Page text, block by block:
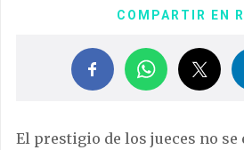
COMPARTIR EN
El prestigio de los jueces no se